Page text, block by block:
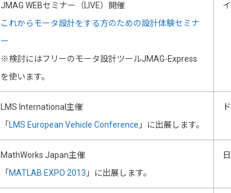
JMAG WEBセミナー（LIVE）開催
これからモータ設計をする方のための設計体験セミナ
ー
※検討にはフリーのモータ設計ツールJMAG-Express
を使います。
LMS International主催
「 LMS European Vehicle Conference 」に出展します。
MathWorks Japan主催
「 MATLAB EXPO 2013 」に出展します。